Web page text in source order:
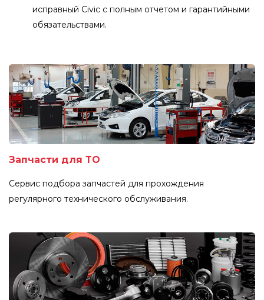
исправный Civic с полным отчетом и гарантийными
обязательствами.
Запчасти для ТО
Сервис подбора запчастей для прохождения
регулярного технического обслуживания.